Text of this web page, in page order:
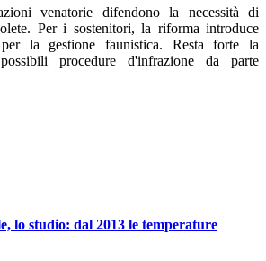
venatorie difendono la necessità di
Per i sostenitori, la riforma introduce
la gestione faunistica. Resta forte la
procedure d'infrazione da parte
lo studio: dal 2013 le temperature